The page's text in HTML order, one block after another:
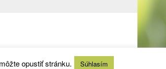
opustiť stránku. Súhlasím